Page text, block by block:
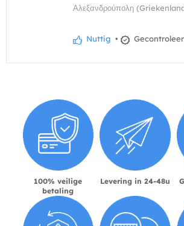
Αλεξανδρούπολη
Nuttig •
100% veilige
betaling
Levering in 24-48u